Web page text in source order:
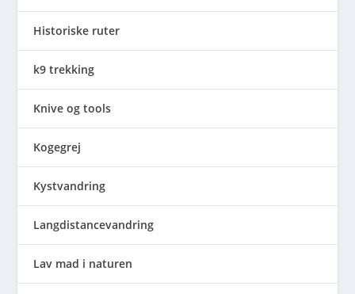
Historiske ruter
k9 trekking
Knive og tools
Kogegrej
Kystvandring
Langdistancevandring
Lav mad i naturen